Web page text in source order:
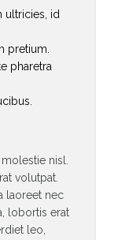
ultricies, id
pretium.
pharetra
nisl.
volutpat.
laoreet nec
lobortis erat
leo,